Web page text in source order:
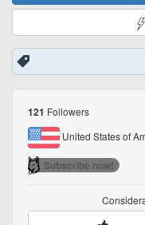
121 Followers
United States of
Subscribe now!